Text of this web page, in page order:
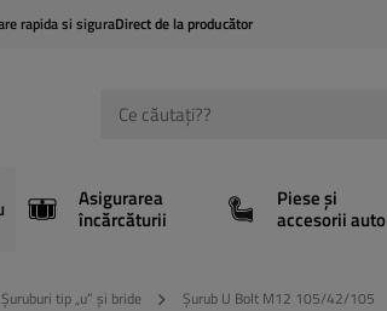
rapida si siguraDirect de la producător
Asigurarea
încărcăturii
Piese și
accesorii auto
Șuruburi tip „u” și bride Șurub U Bolt M12 105/42/105